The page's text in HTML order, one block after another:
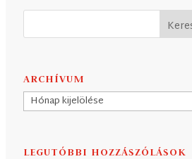
ARCHÍVUM
Archívum
LEGUTÓBBI HOZZÁSZÓLÁSOK